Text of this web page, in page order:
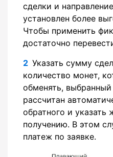
сделки и
установлен более
Чтобы применить
достаточно
Указать сумму
количество монет,
обменять, выбранный
рассчитан
обратного и
получению. В этом
платеж по заявке.